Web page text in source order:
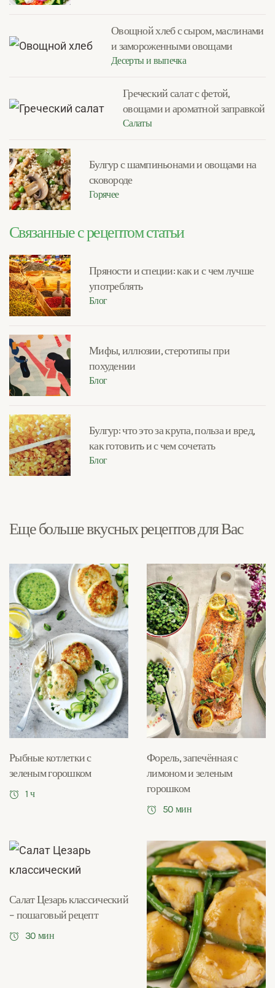
Овощной хлеб с сыром, маслинами
и замороженными овощами
Десерты и выпечка
Греческий салат с фетой,
овощами и ароматной заправкой
Салаты
Булгур с шампиньонами и овощами на
сковороде
Горячее
Связанные с рецептом статьи
Пряности и специи: как и с чем лучше
употреблять
Блог
Мифы, иллюзии, стеротипы при
похудении
Блог
Булгур: что это за крупа, польза и вред,
как готовить и с чем сочетать
Блог
Еще больше вкусных рецептов для Вас
Рыбные котлетки с
зеленым горошком
1 ч
Форель, запечённая с
лимоном и зеленым
горошком
50 мин
Салат Цезарь классический
– пошаговый рецепт
30 мин